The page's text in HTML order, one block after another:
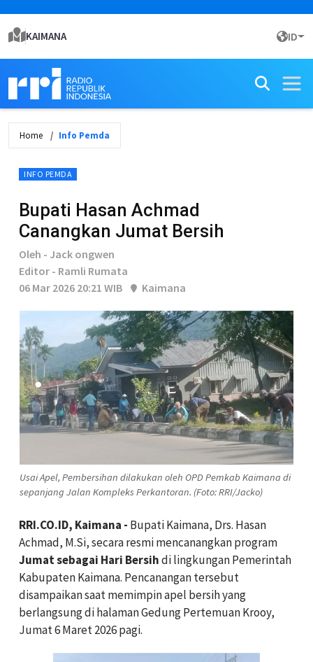
KAIMANA ID
Home Info Pemda
INFO PEMDA
Bupati Hasan Achmad
Canangkan Jumat Bersih
Oleh - Jack ongwen
Editor - Ramli Rumata
06 Mar 2026 20:21 WIB
Kaimana
Usai Apel, Pembersihan dilakukan oleh OPD Pemkab Kaimana di
sepanjang Jalan Kompleks Perkantoran. (Foto: RRI/Jacko)
RRI.CO.ID, Kaimana - Bupati Kaimana, Drs. Hasan
Achmad, M.Si, secara resmi mencanangkan program
Jumat sebagai Hari Bersihdi lingkungan Pemerintah
Kabupaten Kaimana. Pencanangan tersebut
disampaikan saat memimpin apel bersih yang
berlangsung di halaman Gedung Pertemuan Krooy,
Jumat 6 Maret 2026 pagi.